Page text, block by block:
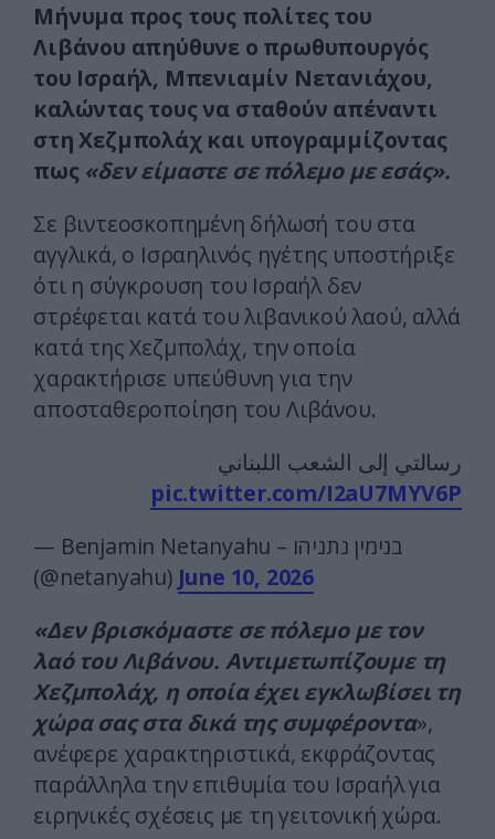
Μήνυμα προς τους πολίτες του
Λιβάνου απηύθυνε ο πρωθυπουργός
του Ισραήλ, Μπενιαμίν Νετανιάχου,
καλώντας τους να σταθούν απέναντι
στη Χεζμπολάχ και υπογραμμίζοντας
πως «δεν είμαστε σε πόλεμο με εσάς».
Σε βιντεοσκοπημένη δήλωσή του στα
αγγλικά, ο Ισραηλινός ηγέτης υποστήριξε
ότι η σύγκρουση του Ισραήλ δεν
στρέφεται κατά του λιβανικού λαού, αλλά
κατά της Χεζμπολάχ, την οποία
χαρακτήρισε υπεύθυνη για την
αποσταθεροποίηση του Λιβάνου.
رسالتي إلى الشعب اللبناني
pic.twitter.com/I2aU7MYV6P
— Benjamin Netanyahu – בנימין נתניהו
(@netanyahu) June 10, 2026
«Δεν βρισκόμαστε σε πόλεμο με τον
λαό του Λιβάνου. Αντιμετωπίζουμε τη
Χεζμπολάχ, η οποία έχει εγκλωβίσει τη
χώρα σας στα δικά της συμφέροντα»,
ανέφερε χαρακτηριστικά, εκφράζοντας
παράλληλα την επιθυμία του Ισραήλ για
ειρηνικές σχέσεις με τη γειτονική χώρα.